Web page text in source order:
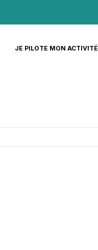
JE PILOTE MON ACTIVITÉ